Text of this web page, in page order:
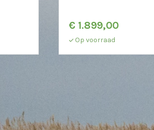
€ 1.899,00
Op voorraad